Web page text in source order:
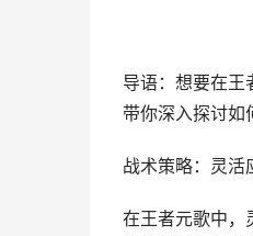
导语：想要在王
带你深入探讨如
战术策略：灵活
在王者元歌中，